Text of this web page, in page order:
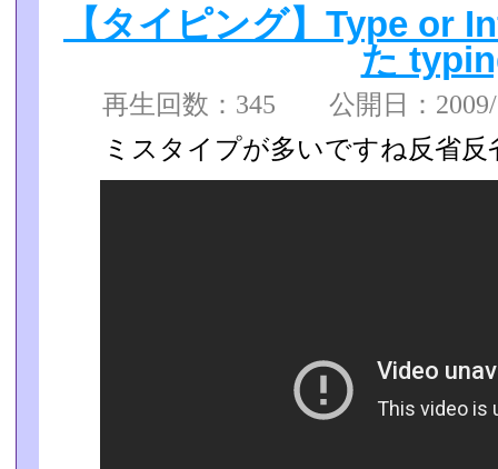
【タイピング】Type or
た
再生回数：345 公開日：
ミスタイプが多いですね反省反